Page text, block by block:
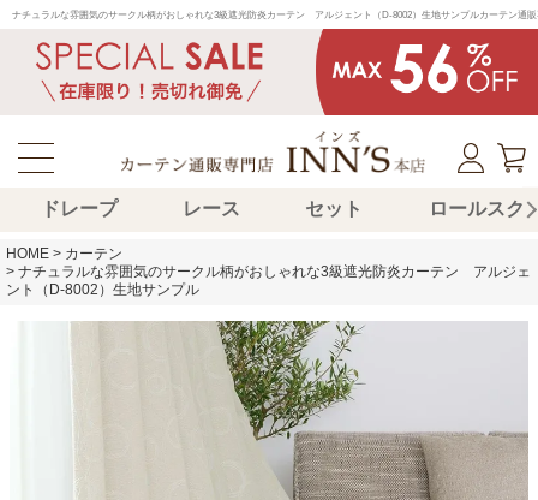
ナチュラルな雰囲気のサークル柄がおしゃれな3級遮光防炎カーテン　アルジェント（D-8002）生地サンプルカーテン
ドレープ レース セット ロールスク
HOME
カーテン
ナチュラルな雰囲気のサークル柄がおしゃれな3級遮光防炎カーテン アルジェ
ント（D-8002）生地サンプル